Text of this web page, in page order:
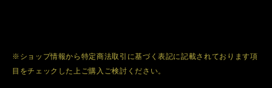
※ショップ情報から特定商法取引に基づく表記に記載されております項
目をチェックした上ご購入ご検討ください。